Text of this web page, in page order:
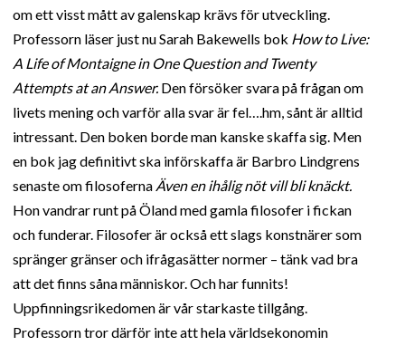
om ett visst mått av galenskap krävs för utveckling.
Professorn läser just nu Sarah Bakewells bok How to Live:
A Life of Montaigne in One Question and Twenty
Attempts at an Answer. Den försöker svara på frågan om
livets mening och varför alla svar är fel….hm, sånt är alltid
intressant. Den boken borde man kanske skaffa sig. Men
en bok jag definitivt ska införskaffa är Barbro Lindgrens
senaste om filosoferna Även en ihålig nöt vill bli knäckt.
Hon vandrar runt på Öland med gamla filosofer i fickan
och funderar. Filosofer är också ett slags konstnärer som
spränger gränser och ifrågasätter normer – tänk vad bra
att det finns såna människor. Och har funnits!
Uppfinningsrikedomen är vår starkaste tillgång.
Professorn tror därför inte att hela världsekonomin